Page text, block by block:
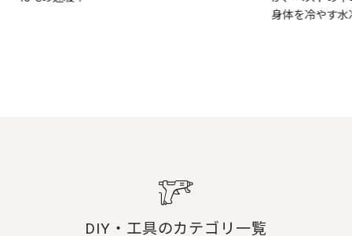
身体を冷やす
DIY・工具のカテゴリ一覧